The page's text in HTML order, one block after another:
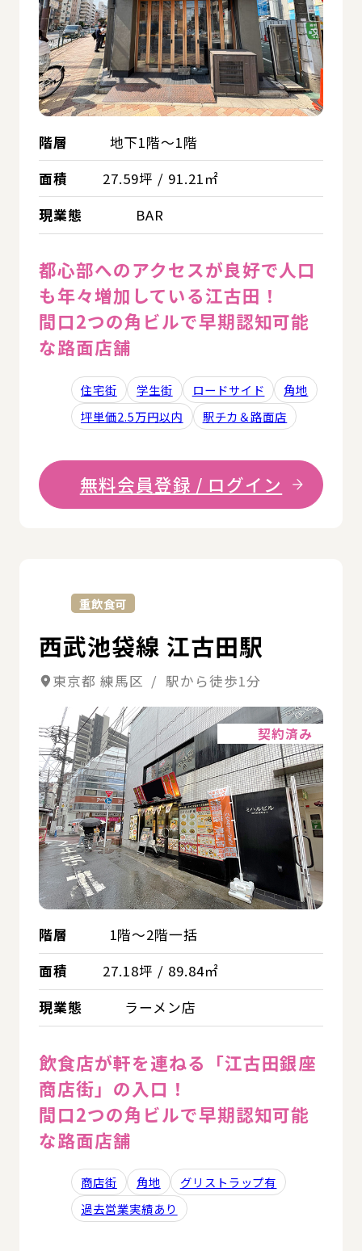
階層
地下1階～1階
面積
27.59坪 / 91.21㎡
現業態
BAR
都⼼部へのアクセスが良好で⼈⼝
も年々増加している江古田！
間口2つの角ビルで早期認知可能
な路面店舗
住宅街 学生街 ロードサイド
角地
坪単価2.5万円以内
駅チカ＆路面店
無料会員登録 / ログイン
重飲食可
西武池袋線 江古田駅
東京都 練馬区 / 駅から徒歩1分
契約済み
階層
1階～2階一括
面積
27.18坪 / 89.84㎡
現業態
ラーメン店
飲⾷店が軒を連ねる「江古田銀座
商店街」の入口！
間口2つの角ビルで早期認知可能
な路面店舗
商店街 角地
グリストラップ有
過去営業実績あり